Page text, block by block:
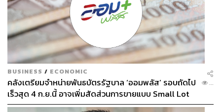
BUSINESS / ECONOMIC
คลังเตรียมจำหน่ายพันธบัตรรัฐบาล ‘ออมพลัส’ รอบถัดไป
เร็วสุด 4 ก.ย.นี้ อาจเพิ่มสัดส่วนการขายแบบ Small Lot
First มากขึ้น
...